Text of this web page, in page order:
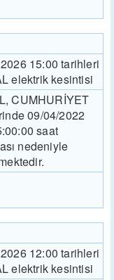
15:00 tarihleri
elektrik kesintisi
CUMHURİYET
09/04/2022
saat
nedeniyle
12:00 tarihleri
elektrik kesintisi